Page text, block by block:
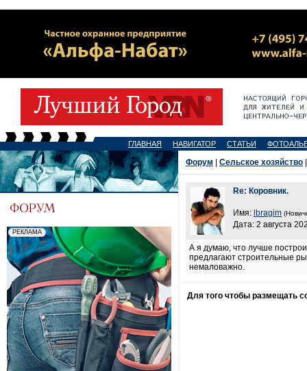
ГЛАВНАЯ НАВИГАТОР СТАТЬИ
Форум Cельское хозяйство
Re: Коровник.
Имя: lbragim
Дата: 2 августа
А я думаю, что лучше
предлагают строительные
немаловажно.
Для того чтобы размещать